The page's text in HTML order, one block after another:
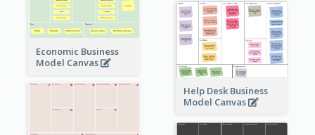
Economic Business
Model Canvas
Help Desk Business
Model Canvas